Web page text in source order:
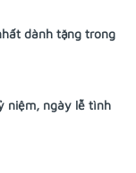
dành tặng trong
niệm, ngày lễ tình